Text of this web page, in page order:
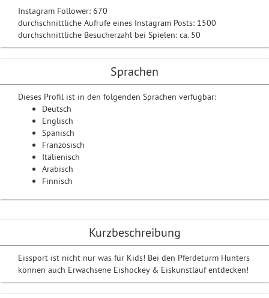
Kurzbeschreibung
Eissport ist nicht nur was für Kids! Bei den Pferdeturm Hunters
können auch Erwachsene Eishockey & Eiskunstlauf entdecken!
Instagram Follower: 670
durchschnittliche Aufrufe eines Instagram Posts: 1500
durchschnittliche Besucherzahl bei Spielen: ca. 50
Sprachen
Dieses Profil ist in den folgenden Sprachen verfügbar:
Deutsch
Englisch
Spanisch
Französisch
Italienisch
Arabisch
Finnisch